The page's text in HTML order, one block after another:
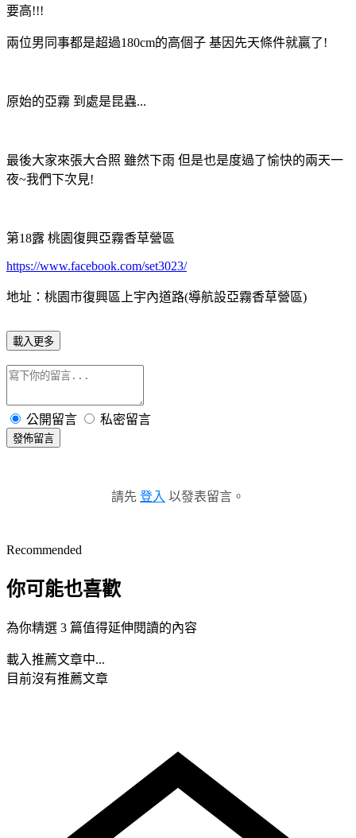
要高!!!
兩位男同事都是超過180cm的高個子 基因先天條件就贏了!
原始的亞霧 到處是昆蟲...
最後大家來張大合照 雖然下雨 但是也是度過了愉快的兩天一
夜~我們下次見!
第18露 桃園復興亞霧香草營區
https://www.facebook.com/set3023/
地址：桃園市復興區上宇內道路(導航設亞霧香草營區)
載入更多
公開留言 私密留言
發佈留言
請先 登入 以發表留言。
Recommended
你可能也喜歡
為你精選 3 篇值得延伸閱讀的內容
載入推薦文章中...
目前沒有推薦文章